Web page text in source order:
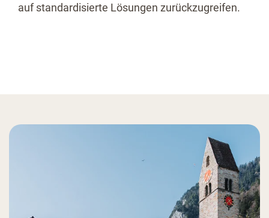
auf standardisierte Lösungen zurückzugreifen.